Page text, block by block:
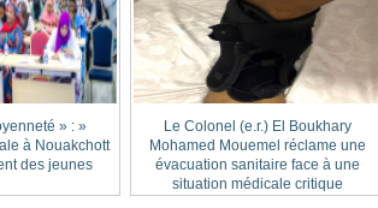
Le Colonel (e.r.) El Boukhary
Mohamed Mouemel réclame une
évacuation sanitaire face à une
situation médicale critique
» :
à Nouakchott
des jeunes